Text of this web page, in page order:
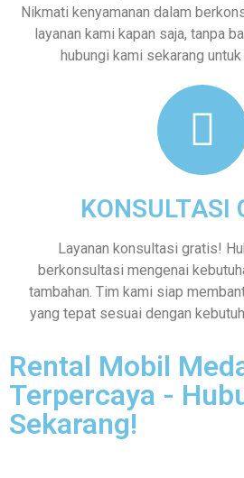
Nikmati kenyamanan dalam
layanan kami kapan saja, tanpa
hubungi kami sekarang
KONSULTASI
Layanan konsultasi gratis!
berkonsultasi mengenai
tambahan. Tim kami siap
yang tepat sesuai dengan
Rental Mobil
Terpercaya -
Sekarang!